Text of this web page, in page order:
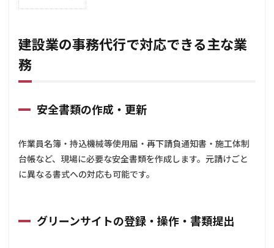
事務
代行
で対
応で
きる
業務
書類
の作
成・
更新
ーン
建設業の事務代行で対応できる主な業
務
安全書類の作成・更新
作業員名簿・持込機械等使用届・再下請負通知書・施工体制
台帳など、現場に必要な安全書類を作成します。元請けごと
に異なる書式への対応も可能です。
グリーンサイトの登録・操作・書類提出